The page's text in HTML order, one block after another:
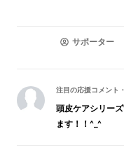
サポーター
注目の応援コメント ・
頭皮ケアシリー
ます！！^_^